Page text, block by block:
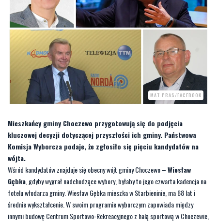
MAT.PRAS/FACEBOOK
Mieszkańcy gminy Choczewo przygotowują się do podjęcia
kluczowej decyzji dotyczącej przyszłości ich gminy. Państwowa
Komisja Wyborcza podaje, że zgłosiło się pięciu kandydatów na
wójta.
Wśród kandydatów znajduje się obecny wójt gminy Choczewo –Wiesław
Gębka, gdyby wygrał nadchodzące wybory, byłaby to jego czwarta kadencja na
fotelu włodarza gminy. Wiesław Gębka mieszka w Starbieninie, ma 68 lat i
średnie wykształcenie. W swoim programie wyborczym zapowiada między
innymi budowę Centrum Sportowo-Rekreacyjnego z halą sportową w Choczewie,